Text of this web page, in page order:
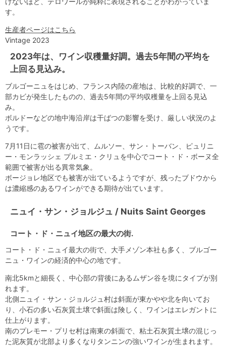
す。
生産者ページはこちら
Vintage 2023
2023年は、ワイン収穫量好調。過去5年間の平均を
上回る見込み。
ブルゴーニュをはじめ、フランス内陸の産地は、比較的好調で、一
部カビが発生したものの、過去5年間の平均収穫量を上回る見込
み。
ボルドーなどの地中海沿岸は干ばつの影響を受け、厳しい状況のよ
うです。
7月11日に雹の被害が出て、ムルソー、サン・トーバン、ピュリニ
ー・モンラッシェ プルミエ・クリュを中心でコート・ド・ボーヌ全
範囲で被害が出る異常気象。
ボージョレ地区でも被害が出ているようですが、残ったブドウから
は濃縮感のあるワインができる期待が出ています。
ニュイ・サン・ジョルジュ / Nuits Saint Georges
コート・ド・ニュイ地区の最大の街.
コート・ド・ニュイ最大の街で、大手メゾン本社も多く、ブルゴー
ニュ・ワインの経済的中心の地です。
南北5kmと細長く、中心部の背後にあるムザン谷を境にタイプが別
れます。
北側ニュイ・サン・ジョルジュ村は斜面が東かやや北を向いてお
り、小石の多い石灰質土壌で斜面は険しく、ワインはエレガントに
仕上がります。
南のプレモー・プリセ村は南東の斜面で、粘土石灰質土壌の混じっ
た泥灰質が北部より多くなりタンニンの強いワインが生まれます。